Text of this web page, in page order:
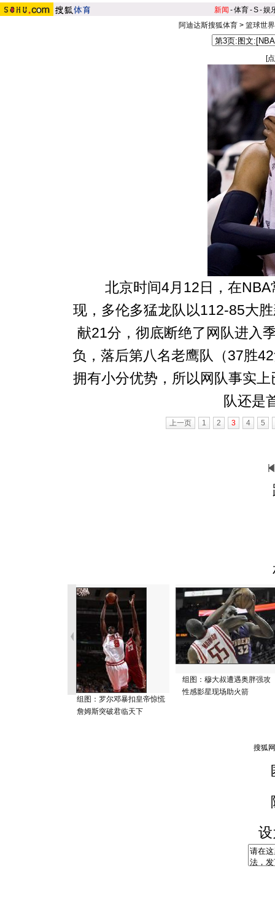
新闻 -体育-S-娱
阿迪达斯搜狐体育> 篮球世界
[
北京时间4月12日，在NBA
现，多伦多猛龙队以112-85大
献21分，彻底断绝了网队进入
负，落后第八名老鹰队（37胜
拥有小分优势，所以网队事实
队还是
上一页 1 2 3 4 5
组图：罗尔邓暴扣皇帝惊慌
詹姆斯突破君临天下
组图：穆大叔遭遇奥胖强攻
性感影星现场助火箭